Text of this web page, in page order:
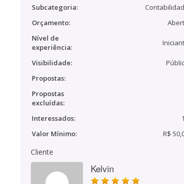
Subcategoria:
Orçamento:
Nível de
experiência:
Visibilidade:
Propostas:
Propostas
excluídas:
Interessados:
Valor Mínimo:
R$
Cliente
Kelvin